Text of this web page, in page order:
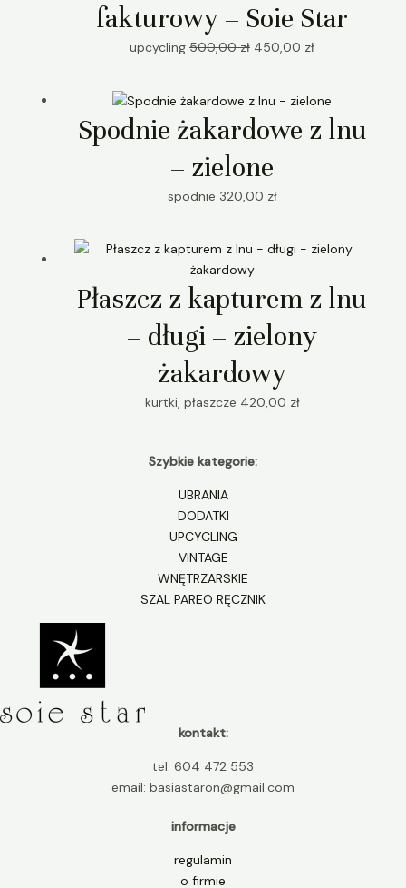
fakturowy – Soie Star
upcycling 500,00zł 450,00 zł
Spodnie żakardowe z lnu
– zielone
spodnie 320,00 zł
Płaszcz z kapturem z lnu
– długi – zielony
żakardowy
kurtki, płaszcze 420,00 zł
Szybkie kategorie:
UBRANIA
DODATKI
UPCYCLING
VINTAGE
WNĘTRZARSKIE
SZAL PAREO RĘCZNIK
kontakt:
tel. 604 472 553
email: basiastaron@gmail.com
informacje
regulamin
o firmie